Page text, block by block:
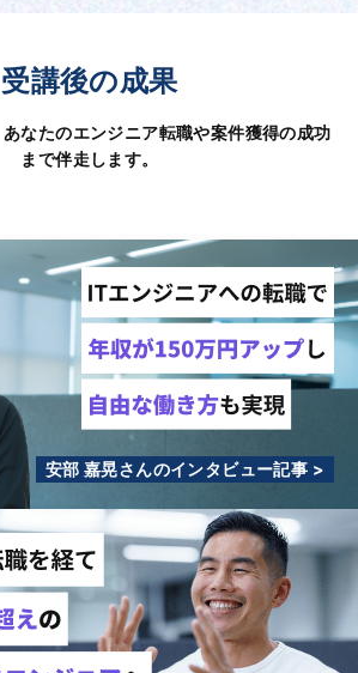
受講後の成果
なたのエンジニア転職や案件獲得の成功
まで伴走します。
安部 嘉晃さんのインタビュー記事 >